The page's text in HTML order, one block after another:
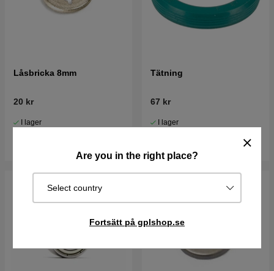
Are you in the right place?
Select country
Fortsätt på gplshop.se
Låsbricka 8mm
20 kr
I lager
Tätning
67 kr
I lager